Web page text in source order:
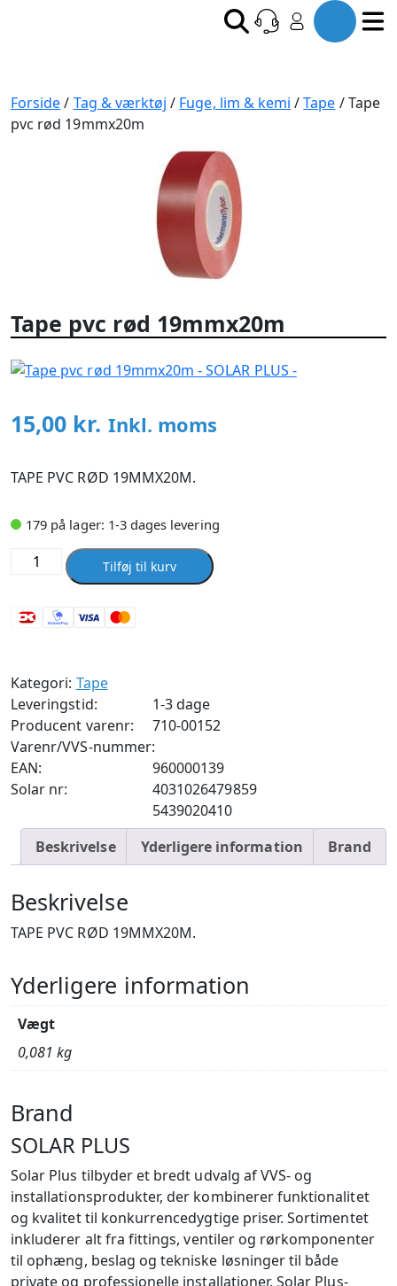
Forside/ Tag & værktøj / Fuge, lim & kemi /Tape / Tape
pvc rød 19mmx20m
Tape pvc rød 19mmx20m
15,00 kr. Inkl. moms
TAPE PVC RØD 19MMX20M.
179 på lager: 1-3 dages levering
Tape
19mmx20m
Tilføj til kurv
Kategori: Tape
Leveringstid:
1-3 dage
Producent varenr:
710-00152
Varenr/VVS-nummer:
960000139
EAN:
4031026479859
Solar nr:
5439020410
Beskrivelse
Yderligere information Brand
Beskrivelse
TAPE PVC RØD 19MMX20M.
Yderligere information
Vægt
0,081 kg
Brand
SOLAR PLUS
Solar Plus tilbyder et bredt udvalg af VVS- og
installationsprodukter, der kombinerer funktionalitet
og kvalitet til konkurrencedygtige priser. Sortimentet
inkluderer alt fra fittings, ventiler og rørkomponenter
til ophæng, beslag og tekniske løsninger til både
private og professionelle installationer. Solar Plus-